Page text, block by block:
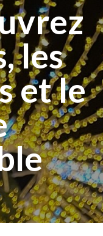
les
et le